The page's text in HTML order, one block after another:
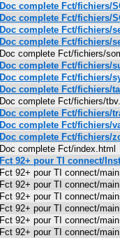
Doc complete Fct/fichiers/
Doc complete Fct/fichiers/
Doc complete Fct/fichiers/
Doc complete Fct/fichiers/
Doc complete Fct/fichiers/
Doc complete Fct/fichiers/
Doc complete Fct/fichiers/
Doc complete Fct/fichiers/
Doc complete Fct/fichiers/
Doc complete Fct/fichiers/
Doc complete Fct/fichiers/
Doc complete Fct/fichiers/
Doc complete Fct/
Fct 92+ pour TI connect/
Fct 92+ pour TI connect/
Fct 92+ pour TI connect/
Fct 92+ pour TI connect/
Fct 92+ pour TI connect/
Fct 92+ pour TI connect/
Fct 92+ pour TI connect/